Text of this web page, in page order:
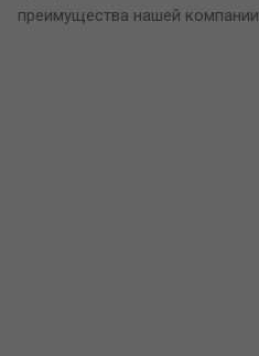
преимущества нашей компании.